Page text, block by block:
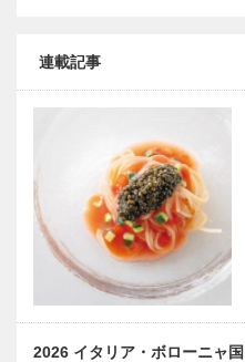
連載記事
2026 イタリア・ボローニャ国